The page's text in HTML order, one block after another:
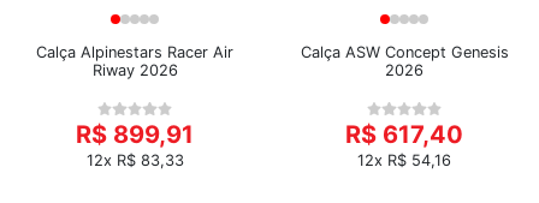
Calça Alpinestars Racer Air
Riway 2026
R$ 899,91
12x R$ 83,33
Calça ASW Concept Genesis
2026
R$ 617,40
12x R$ 54,16